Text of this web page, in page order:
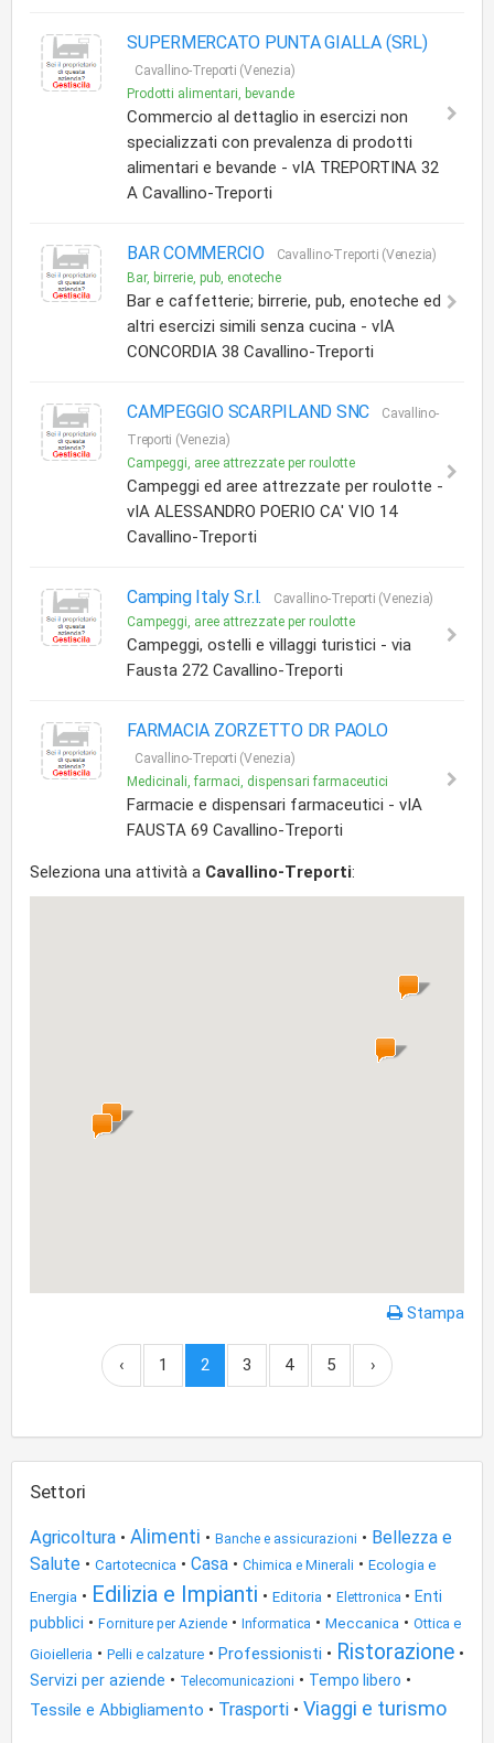
SUPERMERCATO PUNTA GIALLA (SRL)
Cavallino-Treporti (Venezia)
Prodotti alimentari, bevande
Commercio al dettaglio in esercizi non
specializzati con prevalenza di prodotti
alimentari e bevande - vIA TREPORTINA 32
A Cavallino-Treporti
BAR COMMERCIO
Cavallino-Treporti (Venezia)
Bar, birrerie, pub, enoteche
Bar e caffetterie; birrerie, pub, enoteche ed
altri esercizi simili senza cucina - vIA
CONCORDIA 38 Cavallino-Treporti
CAMPEGGIO SCARPILAND SNC
Cavallino-
Treporti (Venezia)
Campeggi, aree attrezzate per roulotte
Campeggi ed aree attrezzate per roulotte -
vIA ALESSANDRO POERIO CA' VIO 14
Cavallino-Treporti
Camping Italy S.r.l.
Cavallino-Treporti (Venezia)
Campeggi, aree attrezzate per roulotte
Campeggi, ostelli e villaggi turistici - via
Fausta 272 Cavallino-Treporti
FARMACIA ZORZETTO DR PAOLO
Cavallino-Treporti (Venezia)
Medicinali, farmaci, dispensari farmaceutici
Farmacie e dispensari farmaceutici - vIA
FAUSTA 69 Cavallino-Treporti
Seleziona una attività a Cavallino-Treporti:
Stampa
‹ 1 2 3 4 5 ›
Settori
Agricoltura • Alimenti • Banche e assicurazioni • Bellezza e
Salute • Cartotecnica • Casa • Chimica e Minerali • Ecologia e
Energia • Edilizia e Impianti • Editoria • Elettronica • Enti
pubblici • Forniture per Aziende • Informatica • Meccanica • Ottica e
Gioielleria • Pelli e calzature • Professionisti • Ristorazione •
Servizi per aziende • Telecomunicazioni • Tempo libero •
Tessile e Abbigliamento • Trasporti • Viaggi e turismo